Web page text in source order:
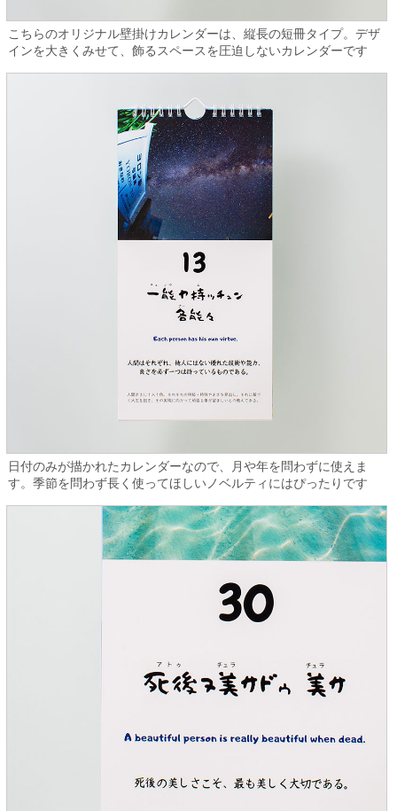
こちらのオリジナル壁掛けカレンダーは、縦長の短冊タイプ。デザ
インを大きくみせて、飾るスペースを圧迫しないカレンダーです
日付のみが描かれたカレンダーなので、月や年を問わずに使えま
す。季節を問わず長く使ってほしいノベルティにはぴったりです